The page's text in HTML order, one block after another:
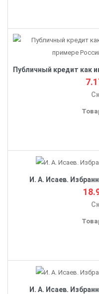
И. А. Исаев.
И. А. Исаев.